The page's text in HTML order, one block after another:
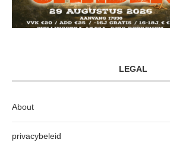
LEGAL
About
privacybeleid